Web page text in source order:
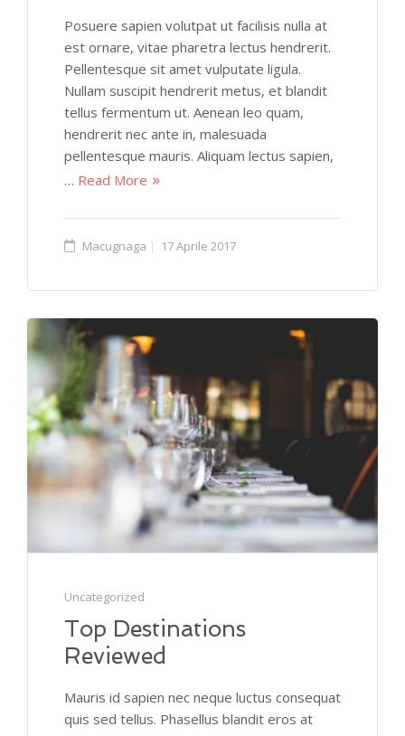
Posuere sapien volutpat ut facilisis nulla at
est ornare, vitae pharetra lectus hendrerit.
Pellentesque sit amet vulputate ligula.
Nullam suscipit hendrerit metus, et blandit
tellus fermentum ut. Aenean leo quam,
hendrerit nec ante in, malesuada
pellentesque mauris. Aliquam lectus sapien,
… Read More
Macugnaga 17 Aprile 2017
Uncategorized
Top Destinations
Reviewed
Mauris id sapien nec neque luctus consequat
quis sed tellus. Phasellus blandit eros at